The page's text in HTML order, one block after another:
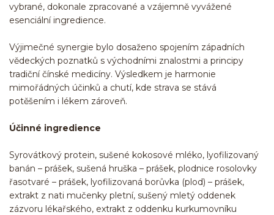
vybrané, dokonale zpracované a vzájemně vyvážené
esenciální ingredience.
Výjimečné synergie bylo dosaženo spojením západních
vědeckých poznatků s východními znalostmi a principy
tradiční čínské medicíny. Výsledkem je harmonie
mimořádných účinků a chutí, kde strava se stává
potěšením i lékem zároveň.
Účinné ingredience
Syrovátkový protein, sušené kokosové mléko, lyofilizovaný
banán – prášek, sušená hruška – prášek, plodnice rosolovky
řasotvaré – prášek, lyofilizovaná borůvka (plod) – prášek,
extrakt z nati mučenky pletní, sušený mletý oddenek
zázvoru lékařského, extrakt z oddenku kurkumovníku